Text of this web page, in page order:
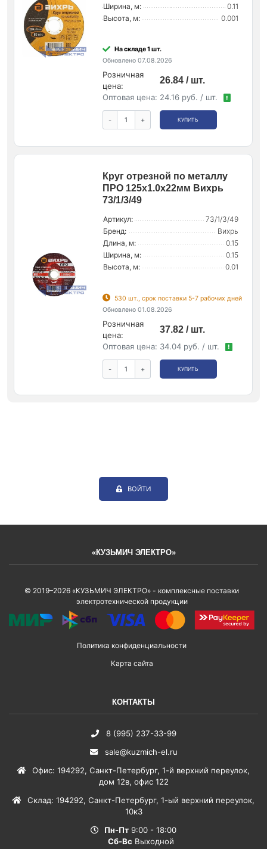
Ширина, м:
0.11
Высота, м:
0.001
На складе 1 шт.
Обновлено 07.08.2026
Розничная
цена:
26.84 / шт.
Оптовая цена: 24.16 руб. / шт. !
- + КУПИТЬ
Круг отрезной по металлу
ПРО 125х1.0х22мм Вихрь
73/1/3/49
Артикул:
73/1/3/49
Бренд:
Вихрь
Длина, м:
0.15
Ширина, м:
0.15
Высота, м:
0.01
530 шт., срок поставки 5-7 рабочих дней
Обновлено 01.08.2026
Розничная
цена:
37.82 / шт.
Оптовая цена: 34.04 руб. / шт. !
- + КУПИТЬ
ВОЙТИ
«КУЗЬМИЧ ЭЛЕКТРО»
© 2019–2026 «КУЗЬМИЧ ЭЛЕКТРО» - комплексные поставки
электротехнической продукции
Политика конфиденциальности
Карта сайта
КОНТАКТЫ
8 (995) 237-33-99
sale@kuzmich-el.ru
Офис: 194292, Санкт-Петербург, 1-й верхний переулок,
дом 12в, офис 122
Склад: 194292, Санкт-Петербург, 1-ый верхний переулок,
10к3
Пн-Пт 9:00 - 18:00
Сб-Вс Выходной